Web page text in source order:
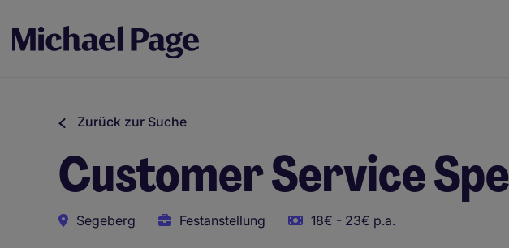
Zurück zur Suche
Customer Service
Segeberg Festanstellung 18€ - 23€ p.a.